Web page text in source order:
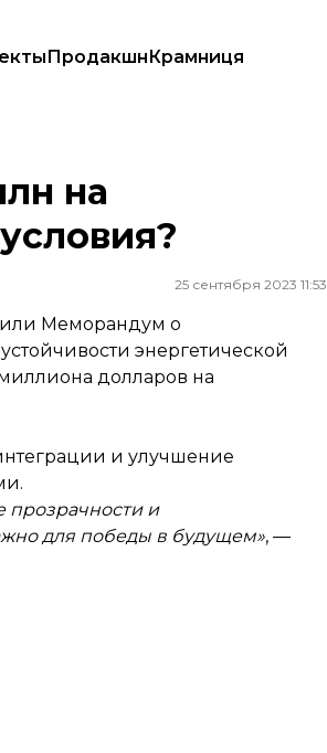
ПродакшнКрамниця
на
25 сентября 2023 11:53
Меморандум о
энергетической
долларов на
и улучшение
и
для победы в будущем», —